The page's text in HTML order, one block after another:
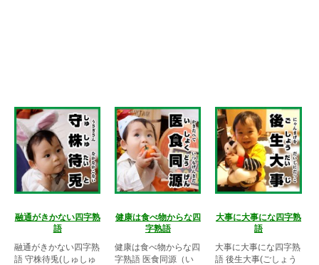
融通がきかない四字熟
語
融通がきかない四字熟
語 守株待兎(しゅしゅ
健康は食べ物からな四
字熟語
健康は食べ物からな四
字熟語 医食同源（い
大事に大事にな四字熟
語
大事に大事にな四字熟
語 後生大事(ごしょう